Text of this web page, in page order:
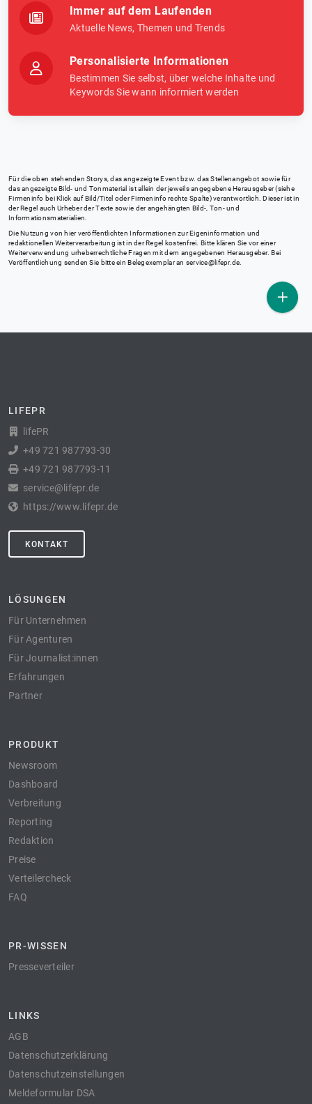
Immer auf dem Laufenden
Aktuelle News, Themen und Trends
Personalisierte Informationen
Bestimmen Sie selbst, über welche Inhalte und
Keywords Sie wann informiert werden
Für die oben stehenden Storys, das angezeigte Event bzw. das Stellenangebot sowie für
das angezeigte Bild- und Tonmaterial ist allein der jeweils angegebene Herausgeber (siehe
Firmeninfo bei Klick auf Bild/Titel oder Firmeninfo rechte Spalte) verantwortlich. Dieser ist in
der Regel auch Urheber der Texte sowie der angehängten Bild-, Ton- und
Informationsmaterialien.
Die Nutzung von hier veröffentlichten Informationen zur Eigeninformation und
redaktionellen Weiterverarbeitung ist in der Regel kostenfrei. Bitte klären Sie vor einer
Weiterverwendung urheberrechtliche Fragen mit dem angegebenen Herausgeber. Bei
Veröffentlichung senden Sie bitte ein Belegexemplar an service@lifepr.de
LIFEPR
lifePR
+49 721 987793-30
+49 721 987793-11
service@lifepr.de
https://www.lifepr.de
KONTAKT
LÖSUNGEN
Für Unternehmen
Für Agenturen
Für Journalist:innen
Erfahrungen
Partner
PRODUKT
Newsroom
Dashboard
Verbreitung
Reporting
Redaktion
Preise
Verteilercheck
FAQ
PR-WISSEN
Presseverteiler
LINKS
AGB
Datenschutzerklärung
Datenschutzeinstellungen
Meldeformular DSA